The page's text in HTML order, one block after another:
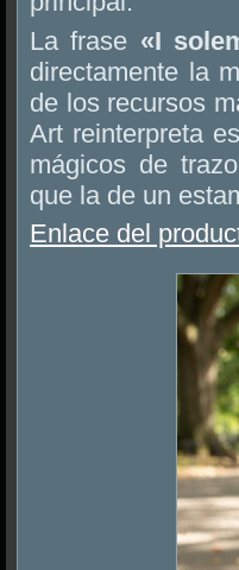
La frase «I
directamente la
de los recursos
Art reinterpreta
mágicos de
que la de un
Enlace del